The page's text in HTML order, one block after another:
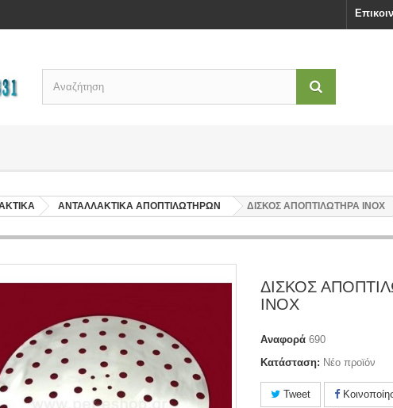
ΑΝΤΑΛΛΑΚΤΙΚΑ ΑΠΟΠΤΙΛΩΤΗΡΩΝ ΔΙΣΚΟΣ ΑΠΟΠΤΙΛΩΤΗΡΑ INOX
ΔΙΣΚΟΣ
INOX
Αναφορά 690
Κατάσταση: Νέο προϊόν
Tweet